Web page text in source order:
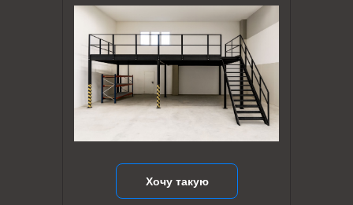
Хочу такую